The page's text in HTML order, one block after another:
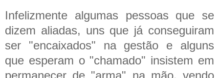
Infelizmente algumas pessoas que se
dizem aliadas, uns que já conseguiram
ser "encaixados" na gestão e alguns
que esperam o "chamado" insistem em
permanecer de "arma" na mão, vendo